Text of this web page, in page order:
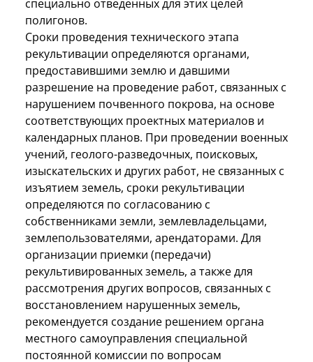
специально отведенных для этих целей
полигонов.
Сроки проведения технического этапа
рекультивации определяются органами,
предоставившими землю и давшими
разрешение на проведение работ, связанных с
нарушением почвенного покрова, на основе
соответствующих проектных материалов и
календарных планов. При проведении военных
учений, геолого-разведочных, поисковых,
изыскательских и других работ, не связанных с
изъятием земель, сроки рекультивации
определяются по согласованию с
собственниками земли, землевладельцами,
землепользователями, арендаторами. Для
организации приемки (передачи)
рекультивированных земель, а также для
рассмотрения других вопросов, связанных с
восстановлением нарушенных земель,
рекомендуется создание решением органа
местного самоуправления специальной
постоянной комиссии по вопросам